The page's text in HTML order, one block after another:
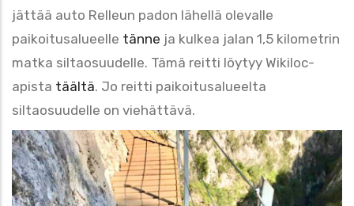
jättää auto Relleun padon lähellä olevalle
paikoitusalueelle tänne ja kulkea jalan 1,5 kilometrin
matka siltaosuudelle. Tämä reitti löytyy Wikiloc-
apista täältä. Jo reitti paikoitusalueelta
siltaosuudelle on viehättävä.